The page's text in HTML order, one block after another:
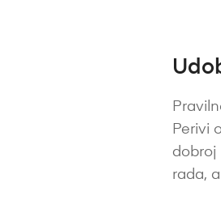
Perivi
dobroj
rada,